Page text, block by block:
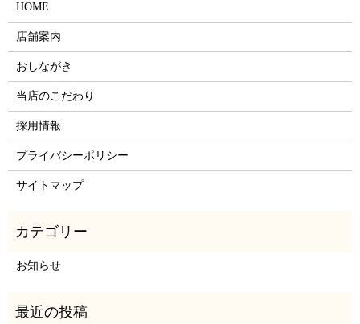
HOME
店舗案内
おしながき
当店のこだわり
採用情報
プライバシーポリシー
サイトマップ
お知らせ